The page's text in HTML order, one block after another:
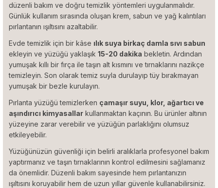
düzenli bakım ve doğru temizlik yöntemleri uygulanmalıdır.
Günlük kullanım sırasında oluşan krem, sabun ve yağ kalıntıları
pırlantanın ışıltısını azaltabilir.
Evde temizlik için bir kâse ılık suya birkaç damla sıvı sabun
ekleyin ve yüzüğü yaklaşık 15-20 dakika bekletin. Ardından
yumuşak kıllı bir fırça ile taşın alt kısmını ve tırnaklarını nazikçe
temizleyin. Son olarak temiz suyla durulayıp tüy bırakmayan
yumuşak bir bezle kurulayın.
Pırlanta yüzüğü temizlerken çamaşır suyu, klor, ağartıcı ve
aşındırıcı kimyasallar kullanmaktan kaçının. Bu ürünler altının
yüzeyine zarar verebilir ve yüzüğün parlaklığını olumsuz
etkileyebilir.
Yüzüğünüzün güvenliği için belirli aralıklarla profesyonel bakım
yaptırmanız ve taşın tırnaklarının kontrol edilmesini sağlamanız
da önemlidir. Düzenli bakım sayesinde hem pırlantanızın
ışıltısını koruyabilir hem de uzun yıllar güvenle kullanabilirsiniz.